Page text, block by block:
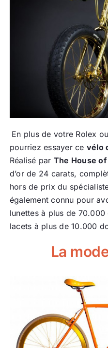
En plus de votre Rolex
pourriez essayer ce vélo
Réalisé par The House of
d’or de 24 carats,
hors de prix du
également connu pour
lunettes à plus de
lacets à plus de 10.000
La